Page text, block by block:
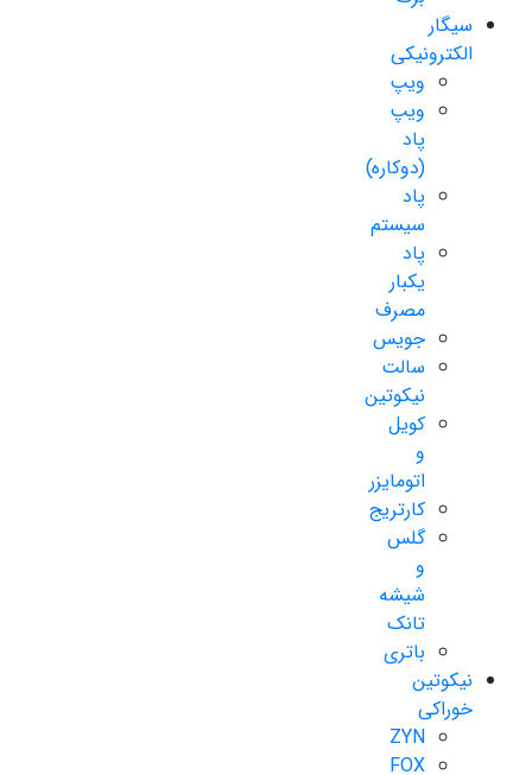
سیگار
الکترونیکی
ویپ
ویپ
پاد
(دوکاره)
پاد
سیستم
پاد
یکبار
مصرف
جویس
سالت
نیکوتین
کویل
و
اتومایزر
کارتریج
گلس
و
شیشه
تانک
باتری
نیکوتین
خوراکی
ZYN
FOX